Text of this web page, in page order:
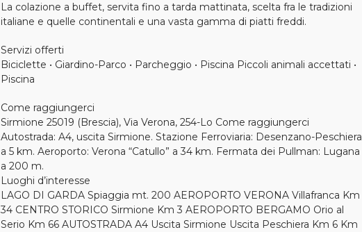
La colazione a buffet, servita fino a tarda mattinata, scelta fra le tradizioni
italiane e quelle continentali e una vasta gamma di piatti freddi.
Servizi offerti
Biciclette • Giardino-Parco • Parcheggio • Piscina Piccoli animali accettati •
Piscina
Come raggiungerci
Sirmione 25019 (Brescia), Via Verona, 254-Lo Come raggiungerci
Autostrada: A4, uscita Sirmione. Stazione Ferroviaria: Desenzano-Peschiera
a 5 km. Aeroporto: Verona “Catullo” a 34 km. Fermata dei Pullman: Lugana
a 200 m.
Luoghi d’interesse
LAGO DI GARDA Spiaggia mt. 200 AEROPORTO VERONA Villafranca Km
34 CENTRO STORICO Sirmione Km 3 AEROPORTO BERGAMO Orio al
Serio Km 66 AUTOSTRADA A4 Uscita Sirmione Uscita Peschiera Km 6 Km